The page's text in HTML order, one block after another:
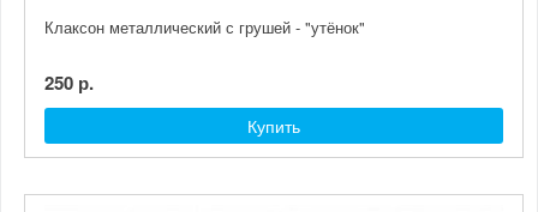
Клаксон металлический с грушей - "утёнок"
250 р.
Купить